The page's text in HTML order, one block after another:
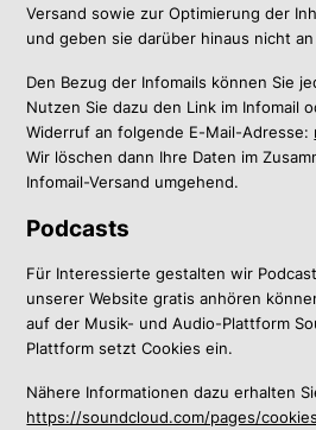
Versand sowie zur Optimierung der
und geben sie darüber hinaus nicht
Den Bezug der Infomails können Sie
Nutzen Sie dazu den Link im Infomail
Widerruf an folgende E-Mail-Adresse:
Wir löschen dann Ihre Daten im
Infomail-Versand umgehend.
Podcasts
Für Interessierte gestalten wir
unserer Website gratis anhören
auf der Musik- und Audio-Plattform
Plattform setzt Cookies ein.
Nähere Informationen dazu erhalten
https://soundcloud.com/pages/cookies